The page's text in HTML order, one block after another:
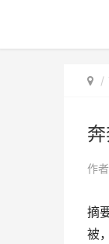
作者
摘
被